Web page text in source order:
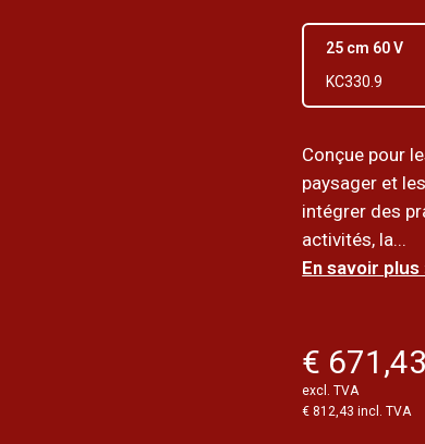
25 cm 60 V
KC330.9
Conçue pour
paysager et
intégrer des
activités, la...
En savoir plus
€ 671,43
excl. TVA
€ 812,43 incl. TVA